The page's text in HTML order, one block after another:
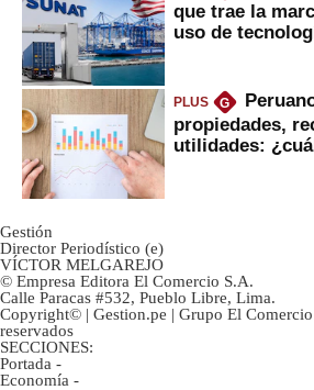
que trae la
uso de
PLUS G
propiedades,
utilidades:
Gestión
Director Periodístico (e)
VÍCTOR MELGAREJO
© Empresa Editora El Comercio S.A.
Calle Paracas #532, Pueblo Libre, Lima.
Copyright© | Gestion.pe | Grupo El
reservados
SECCIONES:
Portada -
Economía -